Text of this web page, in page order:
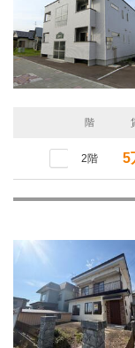
階
2階 5